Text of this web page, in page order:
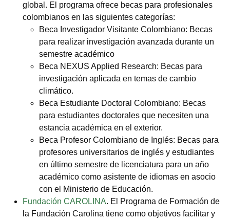
global. El programa ofrece becas para profesionales
colombianos en las siguientes categorías:
Beca Investigador Visitante Colombiano: Becas
para realizar investigación avanzada durante un
semestre académico
Beca NEXUS Applied Research: Becas para
investigación aplicada en temas de cambio
climático.
Beca Estudiante Doctoral Colombiano: Becas
para estudiantes doctorales que necesiten una
estancia académica en el exterior.
Beca Profesor Colombiano de Inglés: Becas para
profesores universitarios de inglés y estudiantes
en último semestre de licenciatura para un año
académico como asistente de idiomas en asocio
con el Ministerio de Educación.
Fundación CAROLINA. El Programa de Formación de
la Fundación Carolina tiene como objetivos facilitar y